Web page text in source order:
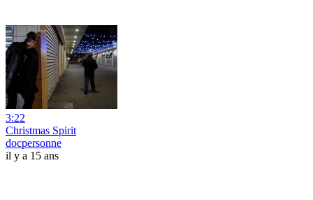
3:22
Christmas Spirit
docpersonne
il y a 15 ans